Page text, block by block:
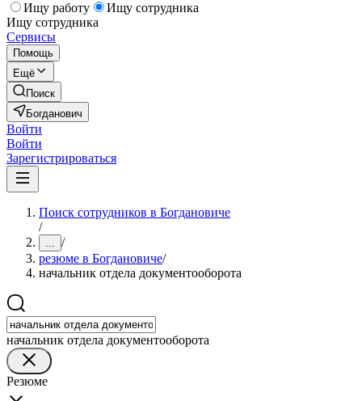
Ищу работу
Ищу сотрудника
Ищу сотрудника
Сервисы
Помощь
Ещё
Поиск
Богданович
Войти
Войти
Зарегистрироваться
Поиск сотрудников в Богдановиче
/
... /
резюме в Богдановиче/
начальник отдела документооборота
начальник отдела документооборота
Резюме